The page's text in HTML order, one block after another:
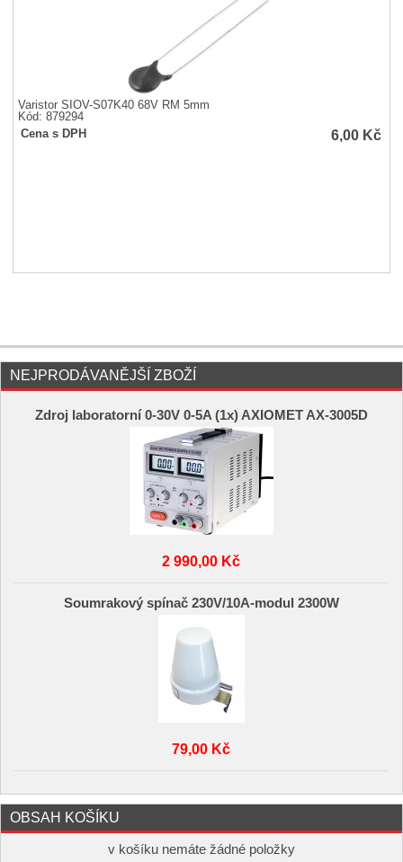
Varistor SIOV-S07K40 68V RM 5mm
Kód: 879294
Cena s DPH
6,00 Kč
NEJPRODÁVANĚJŠÍ ZBOŽÍ
Zdroj laboratorní 0-30V 0-5A (1x) AXIOMET AX-3005D
2 990,00 Kč
Soumrakový spínač 230V/10A-modul 2300W
79,00 Kč
OBSAH KOŠÍKU
v košíku nemáte žádné položky